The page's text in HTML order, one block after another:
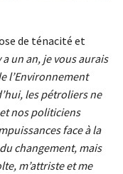
de ténacité et
a un an, je vous aurais
l’Environnement
les pétroliers ne
nos politiciens
face à la
changement, mais
m’attriste et me